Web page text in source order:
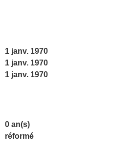
1 janv. 1970
1 janv. 1970
1 janv. 1970
0 an(s)
réformé